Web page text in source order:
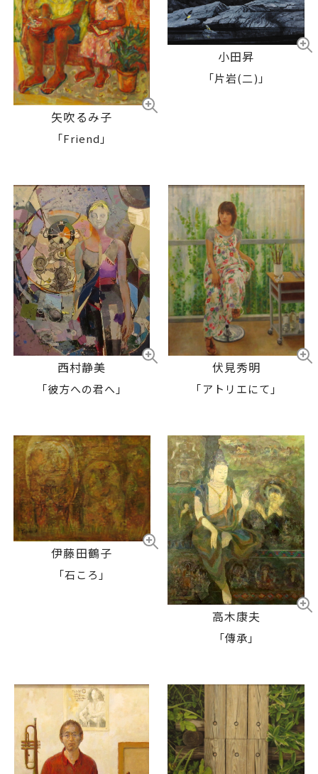
矢吹るみ子
「Friend」
小田昇
「片岩(二)」
西村静美
「彼方への君へ」
伏見秀明
「アトリエにて」
伊藤田鶴子
「石ころ」
高木康夫
「傳承」